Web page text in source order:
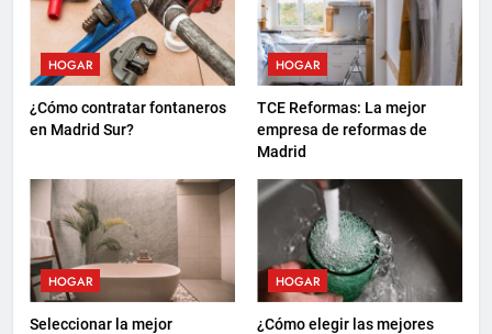
HOGAR
¿Cómo contratar fontaneros
en Madrid Sur?
HOGAR
TCE Reformas: La mejor
empresa de reformas de
Madrid
HOGAR
Seleccionar la mejor
HOGAR
¿Cómo elegir las mejores